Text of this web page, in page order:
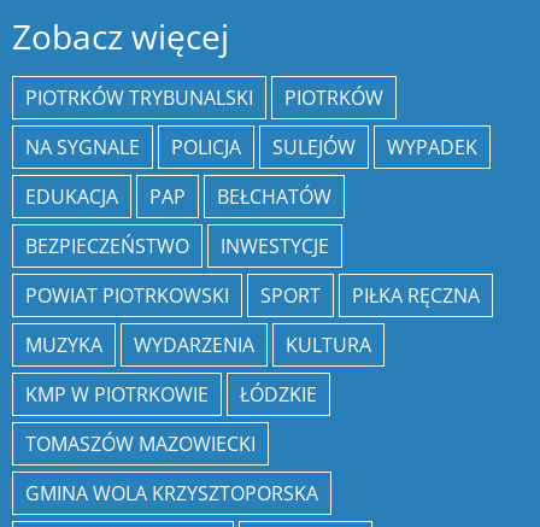
Zobacz więcej
PIOTRKÓW TRYBUNALSKI
PIOTRKÓW
NA SYGNALE
POLICJA SULEJÓW
WYPADEK
EDUKACJA
PAP
BEŁCHATÓW
BEZPIECZEŃSTWO
INWESTYCJE
POWIAT PIOTRKOWSKI
SPORT
PIŁKA RĘCZNA
MUZYKA
WYDARZENIA
KULTURA
KMP W PIOTRKOWIE
ŁÓDZKIE
TOMASZÓW MAZOWIECKI
GMINA WOLA KRZYSZTOPORSKA